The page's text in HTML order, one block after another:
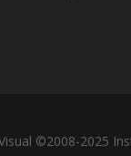
©2008-2025